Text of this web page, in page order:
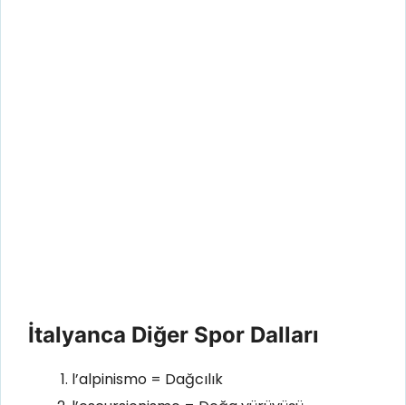
İtalyanca Diğer Spor Dalları
l’alpinismo = Dağcılık